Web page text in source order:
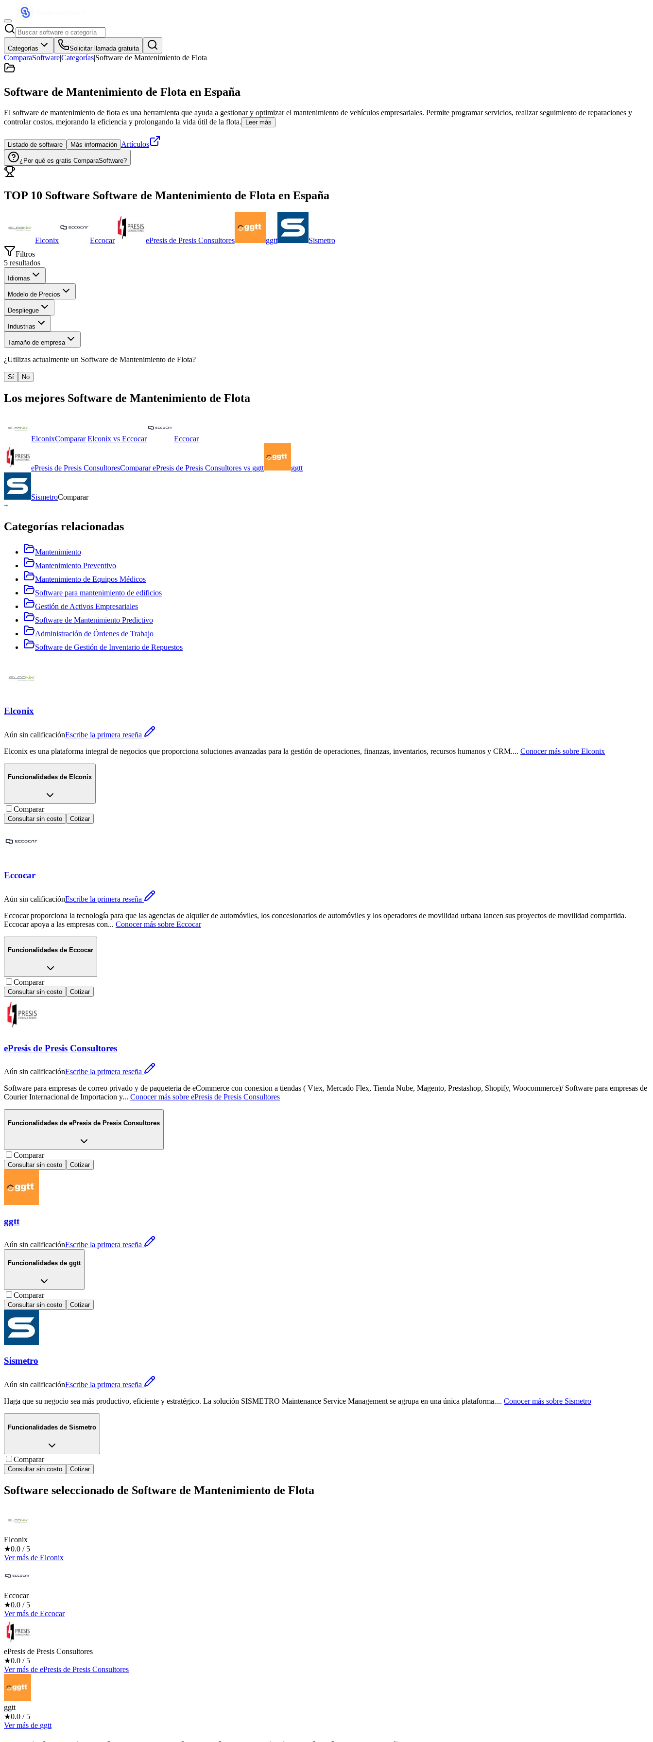
Categorías Solicitar llamada gratuita
ComparaSoftware|Categorías|Software de Mantenimiento de Flota
Software de Mantenimiento de Flota en España
El software de mantenimiento de flota es una herramienta que ayuda a gestionar y optimizar el mantenimiento de vehículos empresariales. Permite programar servicios, realizar seguimiento de reparaciones y
controlar costos, mejorando la eficiencia y prolongando la vida útil de la flota.
Leer más
Listado de software Más información Artículos
¿Por qué es gratis ComparaSoftware?
TOP 10 Software Software de Mantenimiento de Flota en España
Elconix Eccocar ePresis de Presis Consultores ggtt
Sismetro
Filtros
5 resultados
Idiomas
Modelo de Precios
Despliegue
Industrias
Tamaño de empresa
¿Utilizas actualmente un Software de Mantenimiento de Flota?
Sí No
Los mejores Software de Mantenimiento de Flota
ElconixComparar Elconix vs Eccocar Eccocar
ePresis de Presis ConsultoresComparar ePresis de Presis Consultores vs ggtt ggtt
SismetroComparar
+
Categorías relacionadas
Mantenimiento
Mantenimiento Preventivo
Mantenimiento de Equipos Médicos
Software para mantenimiento de edificios
Gestión de Activos Empresariales
Software de Mantenimiento Predictivo
Administración de Órdenes de Trabajo
Software de Gestión de Inventario de Repuestos
Elconix
Aún sin calificaciónEscribe la primera reseña
Elconix es una plataforma integral de negocios que proporciona soluciones avanzadas para la gestión de operaciones, finanzas, inventarios, recursos humanos y CRM.... Conocer más sobre Elconix
Funcionalidades de Elconix
Comparar
Consultar sin costo Cotizar
Eccocar
Aún sin calificaciónEscribe la primera reseña
Eccocar proporciona la tecnología para que las agencias de alquiler de automóviles, los concesionarios de automóviles y los operadores de movilidad urbana lancen sus proyectos de movilidad compartida.
Eccocar apoya a las empresas con... Conocer más sobre Eccocar
Funcionalidades de Eccocar
Comparar
Consultar sin costo Cotizar
ePresis de Presis Consultores
Aún sin calificaciónEscribe la primera reseña
Software para empresas de correo privado y de paqueteria de eCommerce con conexion a tiendas ( Vtex, Mercado Flex, Tienda Nube, Magento, Prestashop, Shopify, Woocommerce)/ Software para empresas de
Courier Internacional de Importacion y... Conocer más sobre ePresis de Presis Consultores
Funcionalidades de ePresis de Presis Consultores
Comparar
Consultar sin costo Cotizar
ggtt
Aún sin calificaciónEscribe la primera reseña
Funcionalidades de ggtt
Comparar
Consultar sin costo Cotizar
Sismetro
Aún sin calificaciónEscribe la primera reseña
Haga que su negocio sea más productivo, eficiente y estratégico. La solución SISMETRO Maintenance Service Management se agrupa en una única plataforma.... Conocer más sobre Sismetro
Funcionalidades de Sismetro
Comparar
Consultar sin costo Cotizar
Software seleccionado de Software de Mantenimiento de Flota
Elconix
★0.0 / 5
Ver más de Elconix
Eccocar
★0.0 / 5
Ver más de Eccocar
ePresis de Presis Consultores
★0.0 / 5
Ver más de ePresis de Presis Consultores
ggtt
★0.0 / 5
Ver más de ggtt